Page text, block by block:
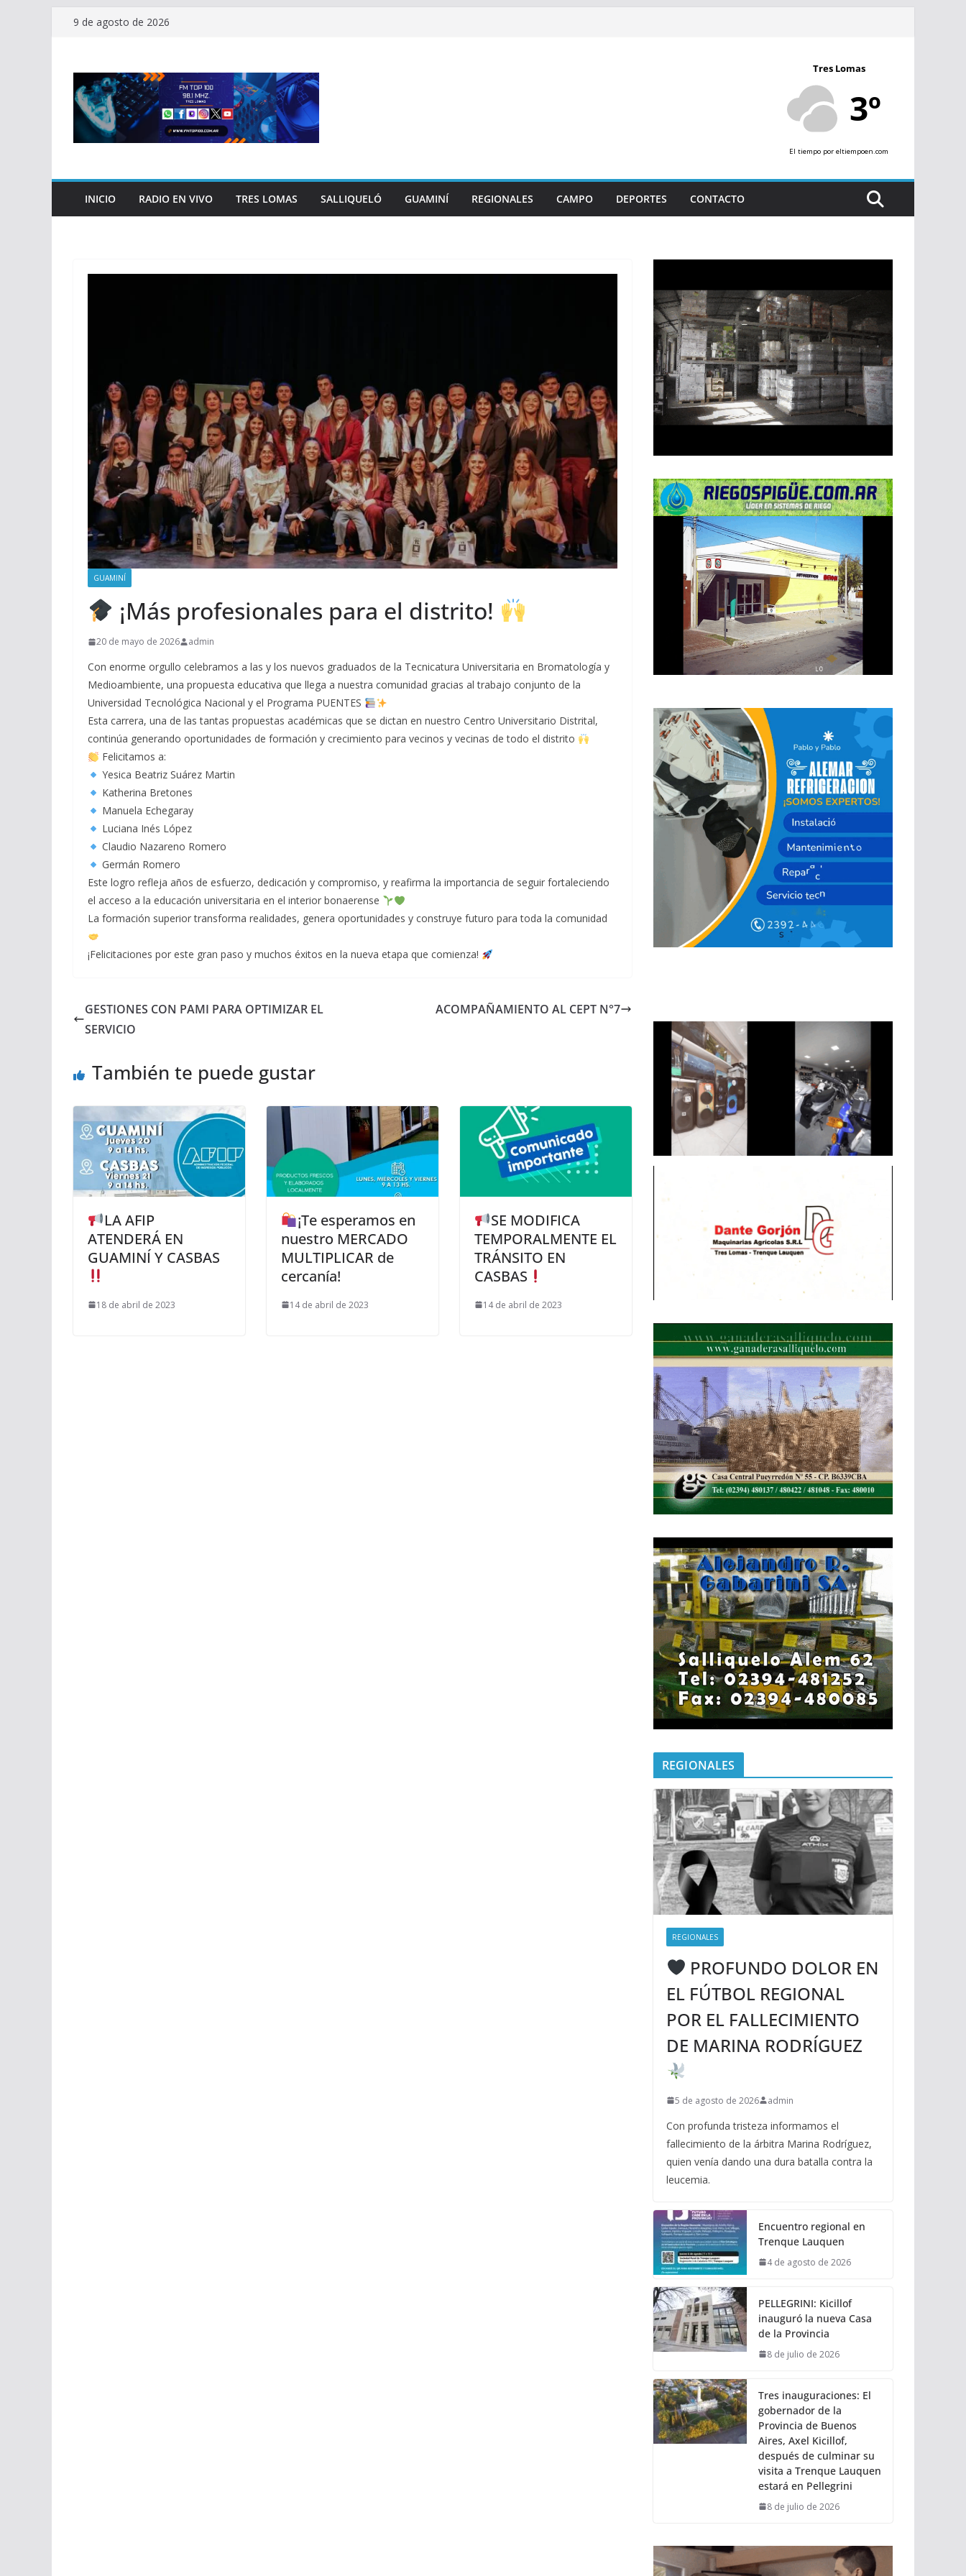
Saltar9 de agosto de 2026
Tres Lomas
3º
El tiempo por eltiempoen.com
INICIO RADIO EN VIVO TRES LOMAS SALLIQUELÓ GUAMINÍ REGIONALES CAMPO DEPORTES CONTACTO
GUAMINÍ
¡Más profesionales para el distrito!
20 de mayo de 2026 admin
Con enorme orgullo celebramos a las y los nuevos graduados de la Tecnicatura Universitaria en Bromatología y
Medioambiente, una propuesta educativa que llega a nuestra comunidad gracias al trabajo conjunto de la
Universidad Tecnológica Nacional y el Programa PUENTES
Esta carrera, una de las tantas propuestas académicas que se dictan en nuestro Centro Universitario Distrital,
continúa generando oportunidades de formación y crecimiento para vecinos y vecinas de todo el distrito
Felicitamos a:
Yesica Beatriz Suárez Martin
Katherina Bretones
Manuela Echegaray
Luciana Inés López
Claudio Nazareno Romero
Germán Romero
Este logro refleja años de esfuerzo, dedicación y compromiso, y reafirma la importancia de seguir fortaleciendo
el acceso a la educación universitaria en el interior bonaerense
La formación superior transforma realidades, genera oportunidades y construye futuro para toda la comunidad
¡Felicitaciones por este gran paso y muchos éxitos en la nueva etapa que comienza!
GESTIONES CON PAMI PARA OPTIMIZAR EL
SERVICIO
ACOMPAÑAMIENTO AL CEPT N°7
También te puede gustar
LA AFIP
ATENDERÁ EN
GUAMINÍ Y CASBAS
18 de abril de 2023
¡Te esperamos en
nuestro MERCADO
MULTIPLICAR de
cercanía!
14 de abril de 2023
SE MODIFICA
TEMPORALMENTE EL
TRÁNSITO EN
CASBAS
14 de abril de 2023
REGIONALES
REGIONALES
PROFUNDO DOLOR EN
EL FÚTBOL REGIONAL
POR EL FALLECIMIENTO
DE MARINA RODRÍGUEZ
5 de agosto de 2026 admin
Con profunda tristeza informamos el
fallecimiento de la árbitra Marina Rodríguez,
quien venía dando una dura batalla contra la
leucemia.
Encuentro regional en
Trenque Lauquen
4 de agosto de 2026
PELLEGRINI: Kicillof
inauguró la nueva Casa
de la Provincia
8 de julio de 2026
Tres inauguraciones: El
gobernador de la
Provincia de Buenos
Aires, Axel Kicillof,
después de culminar su
visita a Trenque Lauquen
estará en Pellegrini
8 de julio de 2026